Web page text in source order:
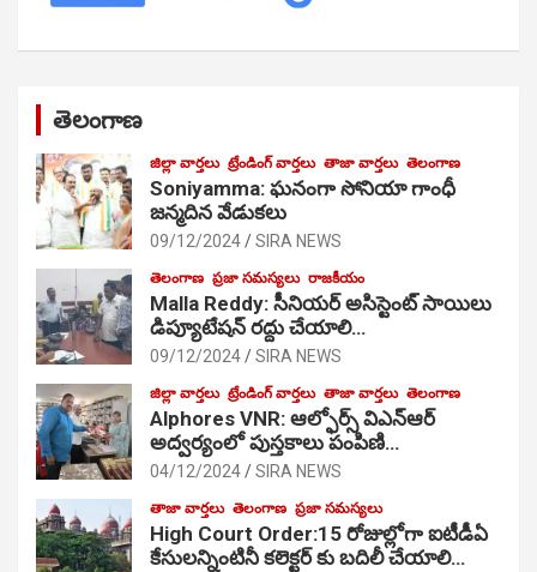
తెలంగాణ
జిల్లా వార్తలు ట్రేండింగ్ వార్తలు తాజా వార్తలు తెలంగాణ
Soniyamma: ఘ‌నంగా సోనియా గాంధీ
జ‌న్మ‌దిన వేడుక‌లు
09/12/2024 SIRA NEWS
తెలంగాణ ప్రజా సమస్యలు రాజకీయం
Malla Reddy: సీనియర్ అసిస్టెంట్ సాయిలు
డిప్యూటేషన్ రద్దు చేయాలి…
09/12/2024 SIRA NEWS
జిల్లా వార్తలు ట్రేండింగ్ వార్తలు తాజా వార్తలు తెలంగాణ
Alphores VNR: ఆల్ఫోర్స్ విఎన్ఆర్
అద్వర్యంలో పుస్తకాలు పంపిణి…
04/12/2024 SIRA NEWS
తాజా వార్తలు తెలంగాణ ప్రజా సమస్యలు
High Court Order:15 రోజుల్లోగా ఐటీడీఏ
కేసులన్నింటినీ కలెక్టర్ కు బదిలీ చేయాలి…